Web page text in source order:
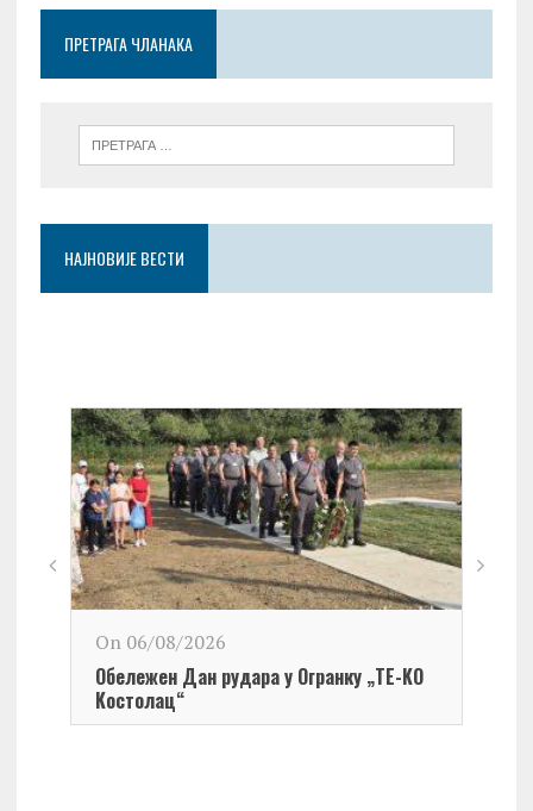
o
k
p er
ПРЕТРАГА ЧЛАНАКА
НАЈНОВИЈЕ ВЕСТИ
On 06/08/2026
Обележен Дан рудара у Огранку „ТЕ-KО
Kостолац“